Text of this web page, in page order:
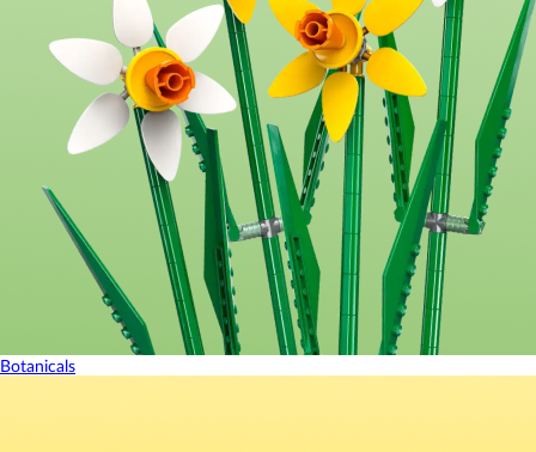
Botanicals